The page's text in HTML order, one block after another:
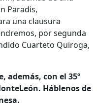
Paradis,
una clausura
por segunda
Cuarteto Quiroga,
además, con el 35º
Háblenos de